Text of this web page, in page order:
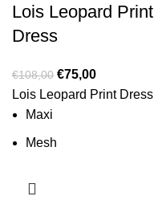
Lois Leopard Print
Dress
€108,00 €75,00
Lois Leopard Print Dress
Maxi
Mesh